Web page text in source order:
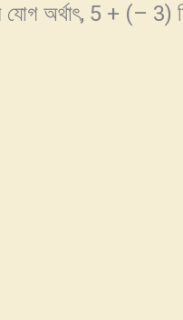
অর্থাৎ, 5 + (– 3)